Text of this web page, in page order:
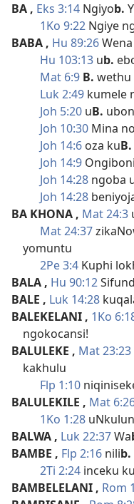
BA , Eks 3:14 Ngiyob.
1Ko 9:22 Ngiye
BABA , Hu 89:26
Hu 103:13 ub.
Mat 6:9 B. wethu
Luk 2:49 kumele
Joh 5:20 uB.
Joh 10:30 Mina no
Joh 14:6 oza kuB.
Joh 14:9
Joh 14:28 ngoba
Joh 14:28
BA KHONA , Mat 24:3
Mat 24:37
yomuntu
2Pe 3:4 Kuphi
BALA , Hu 90:12
BALE , Luk 14:28
BALEKELANI , 1Ko
ngokocansi!
BALULEKE , Mat 23:23
kakhulu
Flp 1:10
BALULEKILE , Mat
1Ko 1:28
BALWA , Luk 22:37Wa
BAMBE , Flp 2:16 nilib.
2Ti 2:24 inceku
BAMBELELANI , Rom